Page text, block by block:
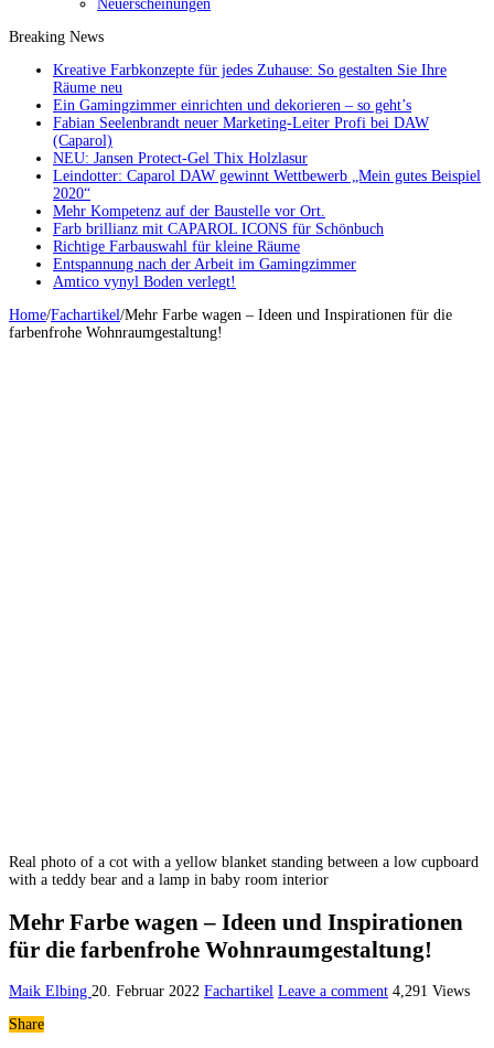
Neuerscheinungen
Breaking News
Kreative Farbkonzepte für jedes Zuhause: So gestalten Sie Ihre
Räume neu
Ein Gamingzimmer einrichten und dekorieren – so geht’s
Fabian Seelenbrandt neuer Marketing-Leiter Profi bei DAW
(Caparol)
NEU: Jansen Protect-Gel Thix Holzlasur
Leindotter: Caparol DAW gewinnt Wettbewerb „Mein gutes Beispiel
2020“
Mehr Kompetenz auf der Baustelle vor Ort.
Farb brillianz mit CAPAROL ICONS für Schönbuch
Richtige Farbauswahl für kleine Räume
Entspannung nach der Arbeit im Gamingzimmer
Amtico vynyl Boden verlegt!
Home/Fachartikel/Mehr Farbe wagen – Ideen und Inspirationen für die
farbenfrohe Wohnraumgestaltung!
Real photo of a cot with a yellow blanket standing between a low cupboard
with a teddy bear and a lamp in baby room interior
Mehr Farbe wagen – Ideen und Inspirationen
für die farbenfrohe Wohnraumgestaltung!
Maik Elbing 20. Februar 2022 Fachartikel Leave a comment 4,291 Views
Share